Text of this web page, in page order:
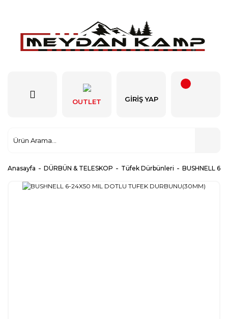
OUTLET GIRIŞ YAP
Anasayfa DÜRBÜN & TELESKOP Tüfek Dürbünleri BUSHNELL 6-